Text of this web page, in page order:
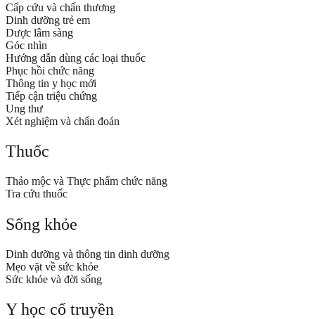
Cấp cứu và chấn thương
Dinh dưỡng trẻ em
Dược lâm sàng
Góc nhìn
Hướng dẫn dùng các loại thuốc
Phục hồi chức năng
Thông tin y học mới
Tiếp cận triệu chứng
Ung thư
Xét nghiệm và chẩn đoán
Thuốc
Thảo mộc và Thực phẩm chức năng
Tra cứu thuốc
Sống khỏe
Dinh dưỡng và thông tin dinh dưỡng
Mẹo vặt về sức khỏe
Sức khỏe và đời sống
Y học cổ truyền